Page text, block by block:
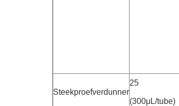
Steekproefverdunner
25
(300μL/tube)